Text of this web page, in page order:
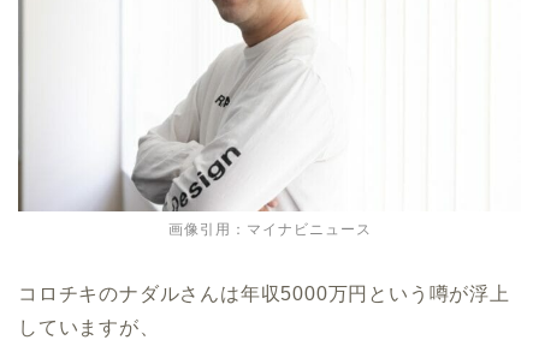
画像引用：マイナビニュース
コロチキのナダルさんは年収5000万円という噂が浮上
していますが、